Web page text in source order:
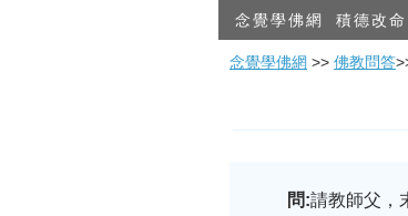
念覺學佛網 積德改命
念覺學佛網 >> 佛教問答
問:請教師父，